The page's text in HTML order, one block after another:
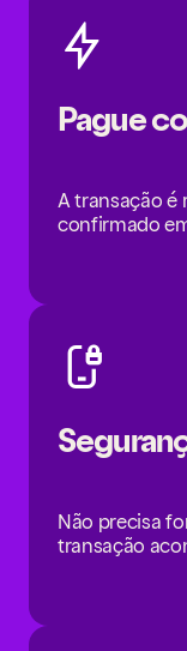
Pague
A transação é
confirmado
Não precisa
transação